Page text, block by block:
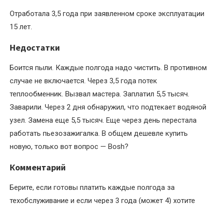
Отработала 3,5 года при заявленном сроке эксплуатации
15 лет.
Недостатки
Боится пыли. Каждые полгода надо чистить. В противном
случае не включается. Через 3,5 года потек
теплообменник. Вызвал мастера. Заплатил 5,5 тысяч.
Заварили. Через 2 дня обнаружил, что подтекает водяной
узел. Замена еще 5,5 тысяч. Еще через день перестала
работать пьезозажигалка. В общем дешевле купить
новую, только вот вопрос — Bosh?
Комментарий
Берите, если готовы платить каждые полгода за
техобслуживание и если через 3 года (может 4) хотите